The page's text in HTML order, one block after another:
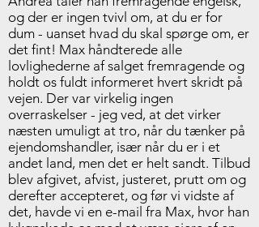
og der er ingen tvivl om, at du er for
dum - uanset hvad du skal spørge om, er
det fint! Max håndterede alle
lovlighederne af salget fremragende og
holdt os fuldt informeret hvert skridt på
vejen. Der var virkelig ingen
overraskelser - jeg ved, at det virker
næsten umuligt at tro, når du tænker på
ejendomshandler, især når du er i et
andet land, men det er helt sandt. Tilbud
blev afgivet, afvist, justeret, prutt om og
derefter accepteret, og før vi vidste af
det, havde vi en e-mail fra Max, hvor han